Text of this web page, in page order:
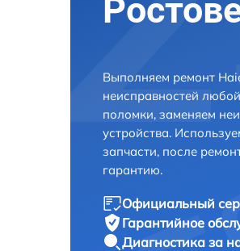
Выполняем ремонт
неисправностей
поломки, заменяем
устройства.
запчасти, после
гарантию.
Официальный
Гарантийное
Диагностика за